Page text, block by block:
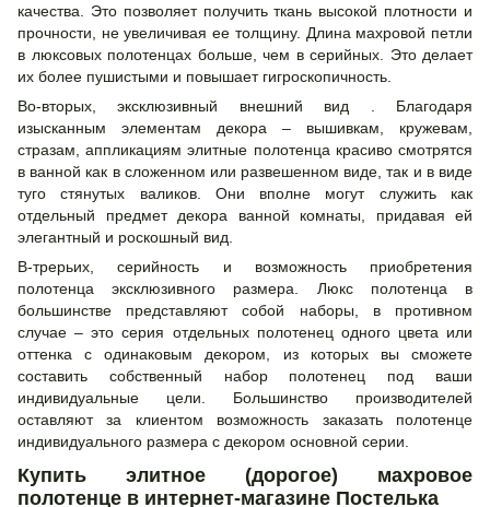
качества. Это позволяет получить ткань высокой плотности и
прочности, не увеличивая ее толщину. Длина махровой петли
в люксовых полотенцах больше, чем в серийных. Это делает
их более пушистыми и повышает гигроскопичность.
Во-вторых, эксклюзивный внешний вид . Благодаря
изысканным элементам декора – вышивкам, кружевам,
стразам, аппликациям элитные полотенца красиво смотрятся
в ванной как в сложенном или развешенном виде, так и в виде
туго стянутых валиков. Они вполне могут служить как
отдельный предмет декора ванной комнаты, придавая ей
элегантный и роскошный вид.
В-трерьих, серийность и возможность приобретения
полотенца эксклюзивного размера. Люкс полотенца в
большинстве представляют собой наборы, в противном
случае – это серия отдельных полотенец одного цвета или
оттенка с одинаковым декором, из которых вы сможете
составить собственный набор полотенец под ваши
индивидуальные цели. Большинство производителей
оставляют за клиентом возможность заказать полотенце
индивидуального размера с декором основной серии.
Купить элитное (дорогое) махровое
полотенце в интернет-магазине Постелька